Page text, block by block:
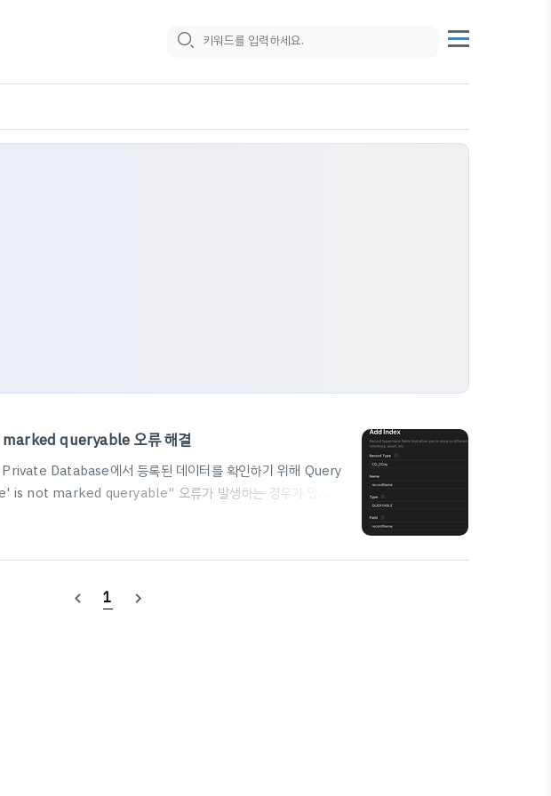
queryable 오류 해결
Database에서 등록된 데이터를 확인하기 위해 Query
not marked queryable" 오류가 발생하는 경우가 있
Type을 선택한 후, 두 번째 이미지처럼 Queryable이
이터를 확인할 수 있다.
navigate_before 1 navigate_next